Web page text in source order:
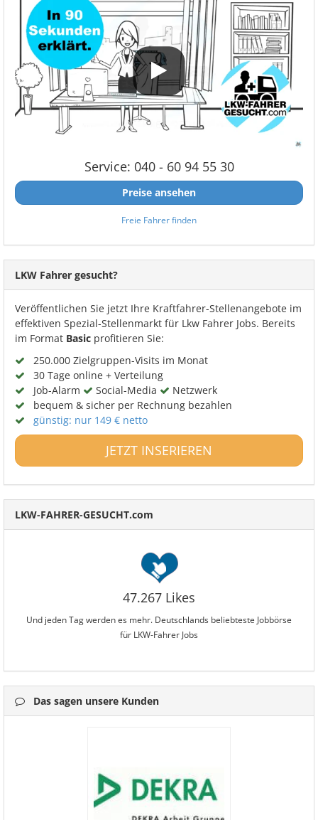
Service: 040 - 60 94 55 30
Preise ansehen
Freie Fahrer finden
LKW Fahrer gesucht?
Veröffentlichen Sie jetzt Ihre Kraftfahrer-Stellenangebote im
effektiven Spezial-Stellenmarkt für Lkw Fahrer Jobs. Bereits
im Format Basic profitieren Sie:
250.000 Zielgruppen-Visits im Monat
30 Tage online + Verteilung
Job-Alarm
Social-Media
Netzwerk
bequem & sicher per Rechnung bezahlen
günstig: nur 149 € netto
JETZT INSERIEREN
LKW-FAHRER-GESUCHT.com
47.267 Likes
Und jeden Tag werden es mehr. Deutschlands beliebteste Jobbörse
für LKW-Fahrer Jobs
Das sagen unsere Kunden